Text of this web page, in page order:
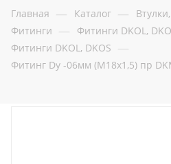
Главная — Каталог —
Фитинги — Фитинги DKOL,
Фитинги DKOL, DKOS —
Фитинг Dу -06мм (М18х1,5) пр